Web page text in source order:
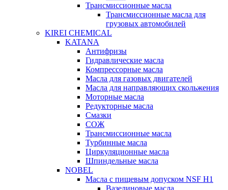
Трансмиссионные масла
Трансмиссионные масла для
грузовых автомобилей
KIREI CHEMICAL
KATANA
Антифризы
Гидравлические масла
Компрессорные масла
Масла для газовых двигателей
Масла для направляющих скольжения
Моторные масла
Редукторные масла
Смазки
СОЖ
Трансмиссионные масла
Турбинные масла
Циркуляционные масла
Шпиндельные масла
NOBEL
Масла с пищевым допуском NSF H1
Вазелиновые масла